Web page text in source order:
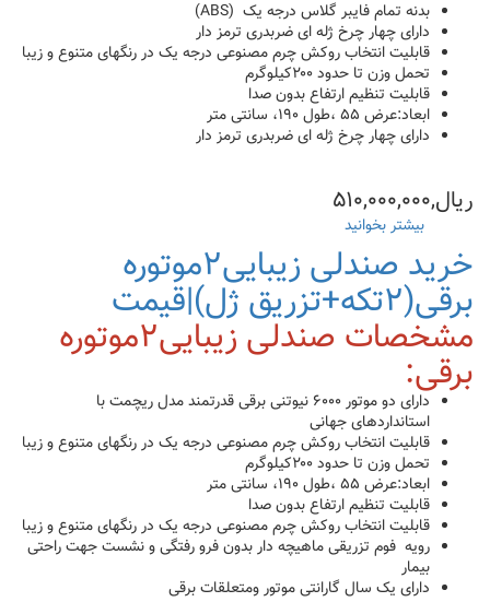
بدنه تمام فایبر گلاس درجه یک (ABS)
دارای چهار چرخ ژله ای ضربدری ترمز دار
قابلیت انتخاب روکش چرم مصنوعی درجه یک در رنگهای متنوع و زیبا
تحمل وزن تا حدود ۲۰۰کیلوگرم
قابلیت تنظیم ارتفاع بدون صدا
ابعاد:عرض ۵۵ ،طول ۱۹۰، سانتی متر
دارای چهار چرخ ژله ای ضربدری ترمز دار
ریال,۵۱۰,۰۰۰,۰۰۰
بیشتر بخوانید
صندلی
زیبایی
دو
موتوره
برقی
پوست،مو(قیمت+خرید)
خرید صندلی زیبایی۲موتوره
برقی(۲تکه+تزریق ژل)|قیمت
مشخصات صندلی زیبایی۲موتوره
برقی:
دارای دو موتور ۶۰۰۰ نیوتنی برقی قدرتمند مدل ریچمت با
استانداردهای جهانی
قابلیت انتخاب روکش چرم مصنوعی درجه یک در رنگهای متنوع و زیبا
تحمل وزن تا حدود ۲۰۰کیلوگرم
ابعاد:عرض ۵۵ ،طول ۱۹۰، سانتی متر
قابلیت تنظیم ارتفاع بدون صدا
قابلیت انتخاب روکش چرم مصنوعی درجه یک در رنگهای متنوع و زیبا
رویه فوم تزریقی ماهیچه دار بدون فرو رفتگی و نشست جهت راحتی
بیمار
دارای یک سال گارانتی موتور ومتعلقات برقی